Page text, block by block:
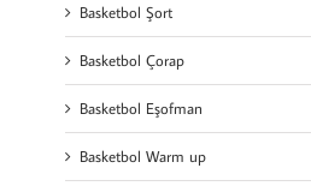
Basketbol Şort
Basketbol Çorap
Basketbol Eşofman
Basketbol Warm up